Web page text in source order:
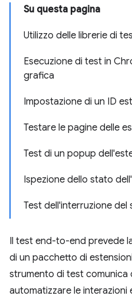
Su questa pagina
Utilizzo delle librerie di
Esecuzione di test in
grafica
Impostazione di un ID
Testare le pagine delle
Test di un popup
Ispezione dello stato
Test dell'interruzione del
Il test end-to-end prevede
di un pacchetto di
strumento di test comunica
automatizzare le interazioni